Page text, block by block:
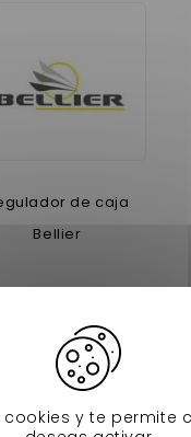
de caja
Bellier
de
para su coche?
catálogo en línea
y
cookies y te permite